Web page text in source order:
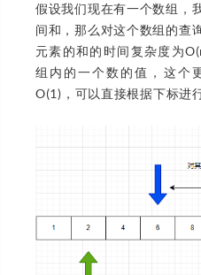
假设我们现在有一个数组，
间和，那么对这个数组的查
元素的和的时间复杂度为
组内的一个数的值，这个
O(1)，可以直接根据下标进